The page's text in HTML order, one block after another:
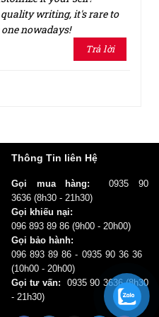
một bước tiến mới trên
có một bộ 3 camera với
Tuy nhiên chúng có
ảnh trên một panel cũng
writing, it's rare to
nowadays!
Trả lời
Thông Tin liên Hệ
Gọi mua hàng:
0935 90
3636 (8h30 - 21h30)
Gọi khiếu nại:
096 893 89 86 (9h00 - 20h00)
Gọi bảo hành:
096 893 89 86 - 0935 90 36 36
(10h00 - 20h00)
Gọi tư vấn:
0935 90 3636(8h30
- 21h30)